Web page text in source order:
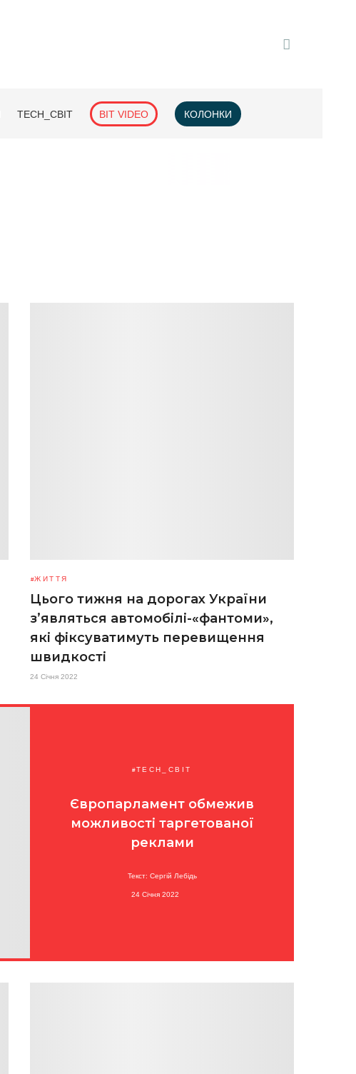
TECH_СВІТ BIT VIDEO КОЛОНКИ
ЖИТТЯ
Цього тижня на дорогах України
з’являться автомобілі-«фантоми»,
які фіксуватимуть перевищення
швидкості
24 Січня 2022
TECH_СВІТ
Європарламент обмежив
можливості таргетованої
реклами
Текст: Сергій Лебідь
24 Січня 2022